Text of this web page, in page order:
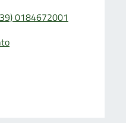
0184672001